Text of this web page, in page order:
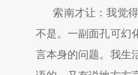
索南才让：我觉
不是。一副面孔可幻
言本身的问题。我生